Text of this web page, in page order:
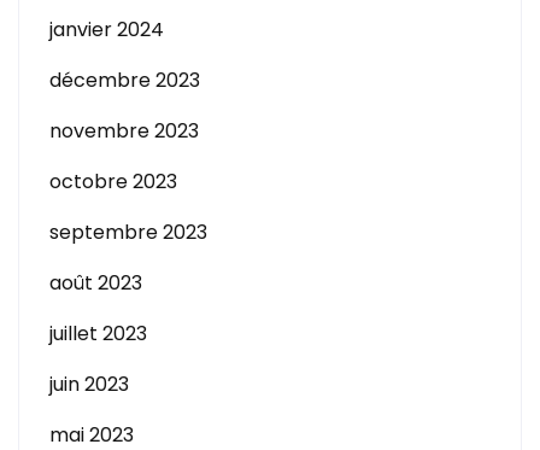
janvier 2024
décembre 2023
novembre 2023
octobre 2023
septembre 2023
août 2023
juillet 2023
juin 2023
mai 2023